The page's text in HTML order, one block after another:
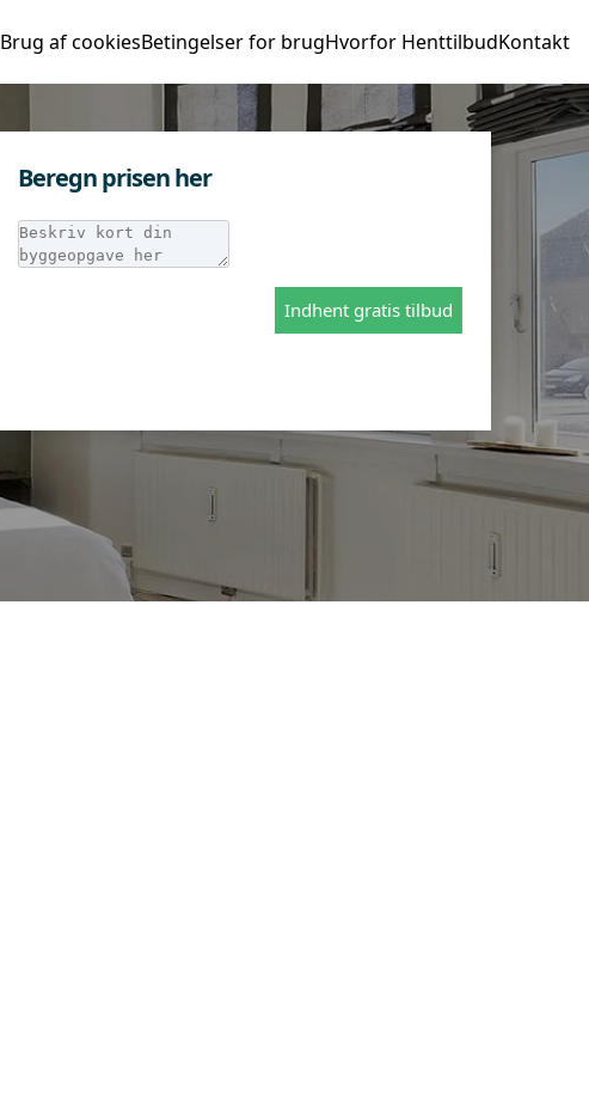
Brug af cookiesBetingelser for brugHvorfor HenttilbudKontakt
Beregn prisen her
Indhent gratis tilbud